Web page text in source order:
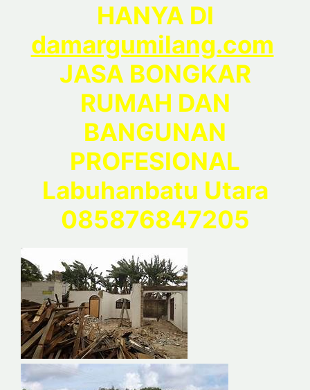
HANYA DI
damargumilang.com
JASA BONGKAR
RUMAH DAN
BANGUNAN
PROFESIONAL
Labuhanbatu Utara
085876847205